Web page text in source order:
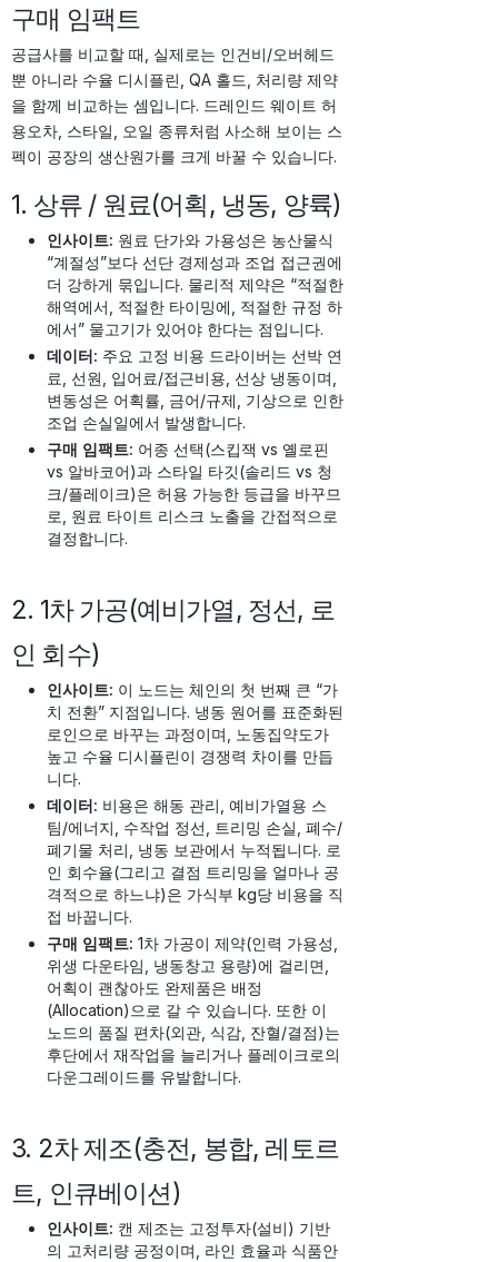
구매 임팩트
공급사를 비교할 때, 실제로는 인건비/오버헤드
뿐 아니라 수율 디시플린, QA 홀드, 처리량 제약
을 함께 비교하는 셈입니다. 드레인드 웨이트 허
용오차, 스타일, 오일 종류처럼 사소해 보이는 스
펙이 공장의 생산원가를 크게 바꿀 수 있습니다.
1. 상류 / 원료(어획, 냉동, 양륙)
인사이트: 원료 단가와 가용성은 농산물식
“계절성”보다 선단 경제성과 조업 접근권에
더 강하게 묶입니다. 물리적 제약은 “적절한
해역에서, 적절한 타이밍에, 적절한 규정 하
에서” 물고기가 있어야 한다는 점입니다.
데이터: 주요 고정 비용 드라이버는 선박 연
료, 선원, 입어료/접근비용, 선상 냉동이며,
변동성은 어획률, 금어/규제, 기상으로 인한
조업 손실일에서 발생합니다.
구매 임팩트: 어종 선택(스킵잭 vs 옐로핀
vs 알바코어)과 스타일 타깃(솔리드 vs 청
크/플레이크)은 허용 가능한 등급을 바꾸므
로, 원료 타이트 리스크 노출을 간접적으로
결정합니다.
2. 1차 가공(예비가열, 정선, 로
인 회수)
인사이트: 이 노드는 체인의 첫 번째 큰 “가
치 전환” 지점입니다. 냉동 원어를 표준화된
로인으로 바꾸는 과정이며, 노동집약도가
높고 수율 디시플린이 경쟁력 차이를 만듭
니다.
데이터: 비용은 해동 관리, 예비가열용 스
팀/에너지, 수작업 정선, 트리밍 손실, 폐수/
폐기물 처리, 냉동 보관에서 누적됩니다. 로
인 회수율(그리고 결점 트리밍을 얼마나 공
격적으로 하느냐)은 가식부 kg당 비용을 직
접 바꿉니다.
구매 임팩트: 1차 가공이 제약(인력 가용성,
위생 다운타임, 냉동창고 용량)에 걸리면,
어획이 괜찮아도 완제품은 배정
(Allocation)으로 갈 수 있습니다. 또한 이
노드의 품질 편차(외관, 식감, 잔혈/결점)는
후단에서 재작업을 늘리거나 플레이크로의
다운그레이드를 유발합니다.
3. 2차 제조(충전, 봉합, 레토르
트, 인큐베이션)
인사이트: 캔 제조는 고정투자(설비) 기반
의 고처리량 공정이며, 라인 효율과 식품안